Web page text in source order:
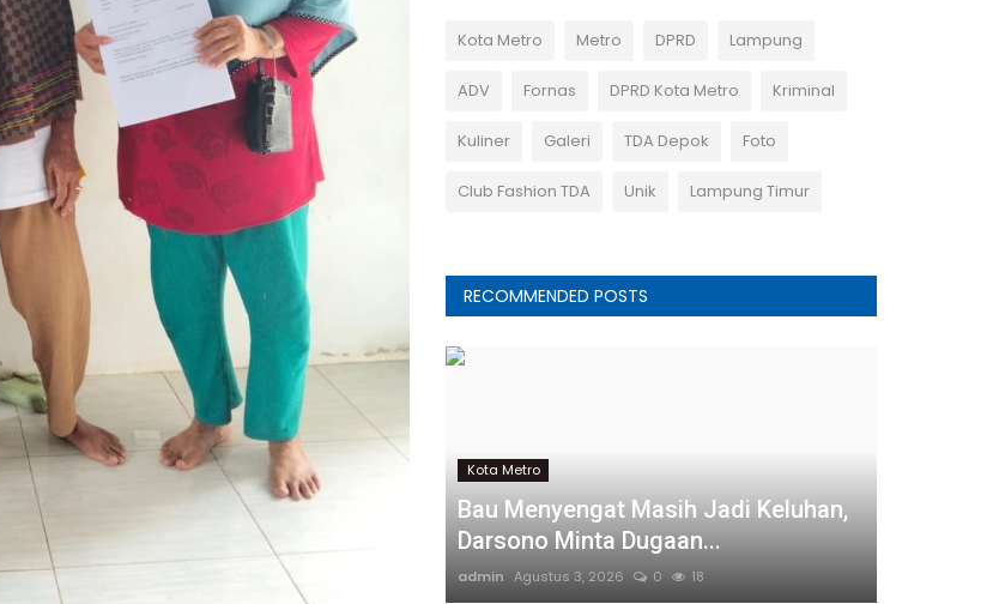
Kota Metro Metro DPRD Lampung
ADV Fornas DPRD Kota Metro Kriminal
Kuliner Galeri TDA Depok Foto
Club Fashion TDA Unik Lampung Timur
RECOMMENDED POSTS
Kota Metro
Bau Menyengat Masih Jadi Keluhan,
Darsono Minta Dugaan...
admin Agustus 3, 2026 0 18